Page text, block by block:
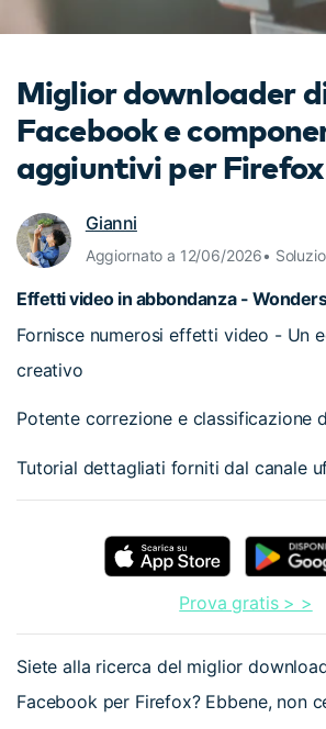
Tip per YouTube
Apprendimento
Miglior downloader
Facebook e
aggiuntivi per Firefox
Gianni
Aggiornato a 12/06/2026•
Effetti video in abbondanza -
Fornisce numerosi effetti video - Un
creativo
Potente correzione e classificazione
Tutorial dettagliati forniti dal canale
Prova gratis > >
Siete alla ricerca del miglior
Facebook per Firefox? Ebbene, non